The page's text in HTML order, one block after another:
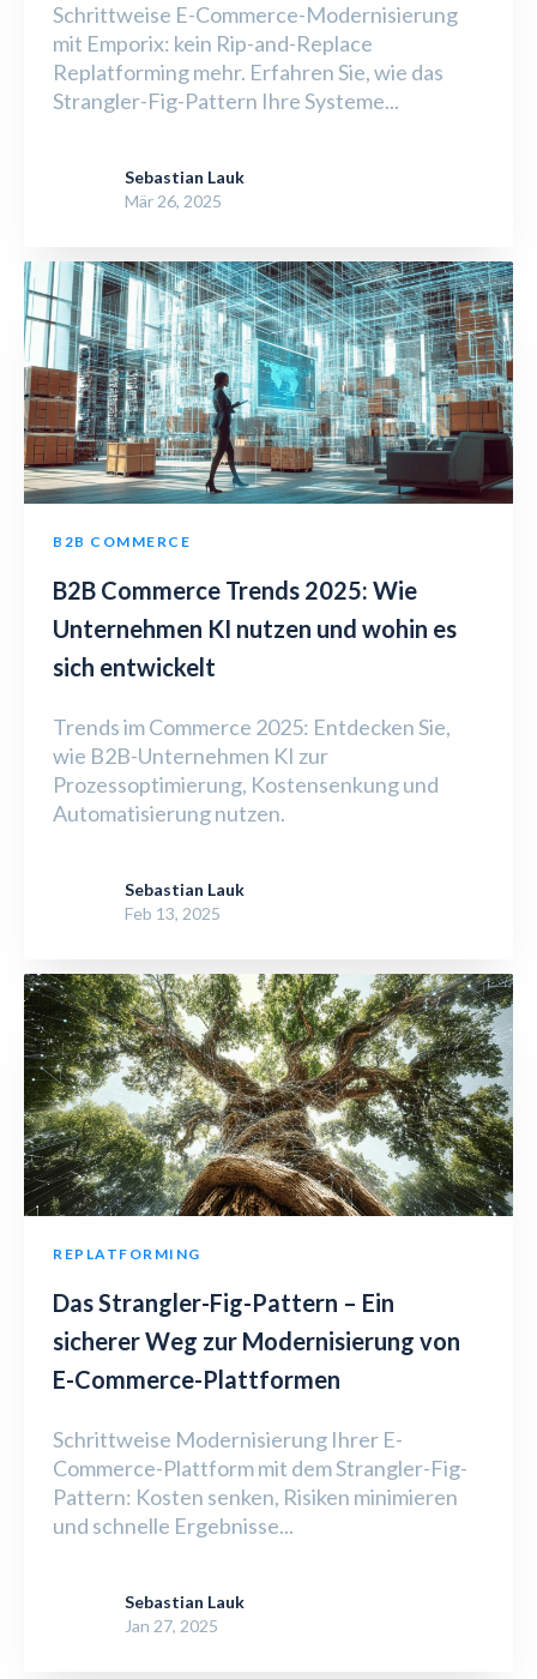
Schrittweise E-Commerce-Modernisierung
mit Emporix: kein Rip-and-Replace
Replatforming mehr. Erfahren Sie, wie das
Strangler-Fig-Pattern Ihre Systeme...
Sebastian Lauk
Mär 26, 2025
B2B COMMERCE
B2B Commerce Trends 2025: Wie
Unternehmen KI nutzen und wohin es
sich entwickelt
Trends im Commerce 2025: Entdecken Sie,
wie B2B-Unternehmen KI zur
Prozessoptimierung, Kostensenkung und
Automatisierung nutzen.
Sebastian Lauk
Feb 13, 2025
REPLATFORMING
Das Strangler-Fig-Pattern – Ein
sicherer Weg zur Modernisierung von
E-Commerce-Plattformen
Schrittweise Modernisierung Ihrer E-
Commerce-Plattform mit dem Strangler-Fig-
Pattern: Kosten senken, Risiken minimieren
und schnelle Ergebnisse...
Sebastian Lauk
Jan 27, 2025